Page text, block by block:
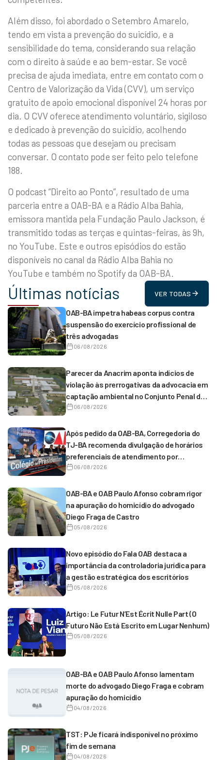
Além disso, foi abordado o Setembro Amarelo,
tendo em vista a prevenção do suicídio, e a
sensibilidade do tema, considerando sua relação
com o direito à saúde e ao bem-estar. Se você
precisa de ajuda imediata, entre em contato com o
Centro de Valorização da Vida (CVV), um serviço
gratuito de apoio emocional disponível 24 horas por
dia. O CVV oferece atendimento voluntário, sigiloso
e dedicado à prevenção do suicídio, acolhendo
todas as pessoas que desejam ou precisam
conversar. O contato pode ser feito pelo telefone
188.
O podcast “Direito ao Ponto”, resultado de uma
parceria entre a OAB-BA e a Rádio Alba Bahia,
emissora mantida pela Fundação Paulo Jackson, é
transmitido todas as terças e quintas-feiras, às 9h,
no YouTube. Este e outros episódios do estão
disponíveis no canal da Rádio Alba Bahia no
YouTube e também no Spotify da OAB-BA.
Últimas notícias VER TODAS
OAB-BA impetra habeas corpus contra
suspensão do exercício profissional de
três advogadas
06/08/2026
Parecer da Anacrim aponta indícios de
violação às prerrogativas da advocacia em
captação ambiental no Conjunto Penal de
Serrinha
06/08/2026
Após pedido da OAB-BA, Corregedoria do
TJ-BA recomenda divulgação de horários
preferenciais de atendimento por
magistrados de 1º grau
06/08/2026
OAB-BA e OAB Paulo Afonso cobram rigor
na apuração do homicídio do advogado
Diego Fraga de Castro
05/08/2026
Novo episódio do Fala OAB destaca a
importância da controladoria jurídica para
a gestão estratégica dos escritórios
05/08/2026
Artigo: Le Futur N’Est Écrit Nulle Part (O
Futuro Não Está Escrito em Lugar Nenhum)
05/08/2026
OAB-BA e OAB Paulo Afonso lamentam
morte do advogado Diego Fraga e cobram
apuração do homicídio
04/08/2026
TST: PJe ficará indisponível no próximo
fim de semana
04/08/2026